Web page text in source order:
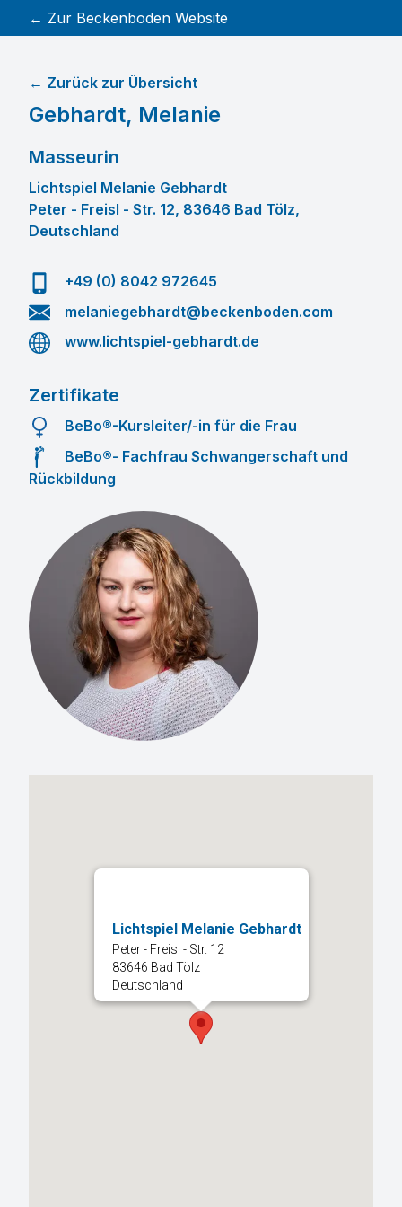
← Zur Beckenboden Website
Gebhardt, Melanie
← Zurück zur Übersicht
Masseurin
Lichtspiel Melanie Gebhardt
Peter - Freisl - Str. 12, 83646 Bad Tölz,
Deutschland
+49 (0) 8042 972645
melaniegebhardt@beckenboden.com
www.lichtspiel-gebhardt.de
Zertifikate
BeBo®-Kursleiter/-in für die Frau
BeBo®- Fachfrau Schwangerschaft und
Rückbildung
Lichtspiel Melanie Gebhardt
Peter - Freisl - Str. 12
83646 Bad Tölz
Deutschland